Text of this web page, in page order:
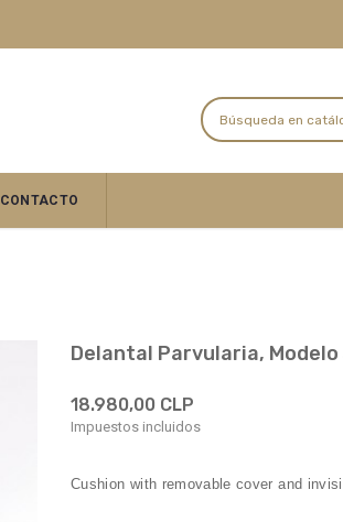
CONTACTO
Delantal Parvularia,
18.980,00 CLP
Impuestos incluidos
Cushion with removable cover and